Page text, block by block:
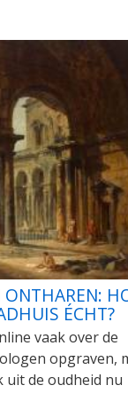
ONTHAREN:
ÉCHT?
vaak over de
opgraven,
uit de oudheid nu